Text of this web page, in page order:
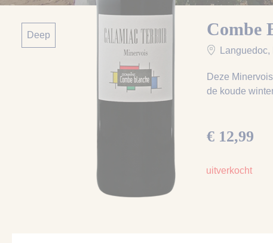
Deep Combe
Languedoc,
Deze
de koude
€ 12,99
uitverkocht